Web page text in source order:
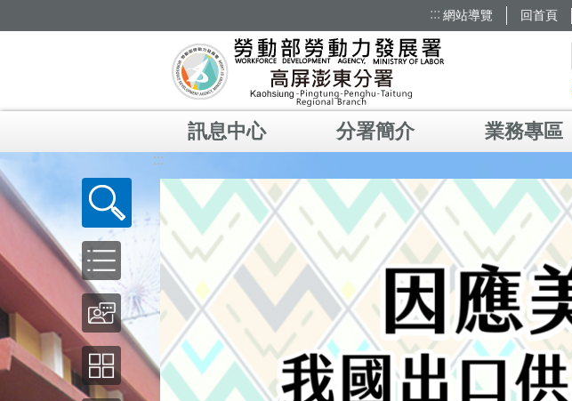
::: 網站導覽 回首頁
訊息中心 分署簡介 業務專區
:::